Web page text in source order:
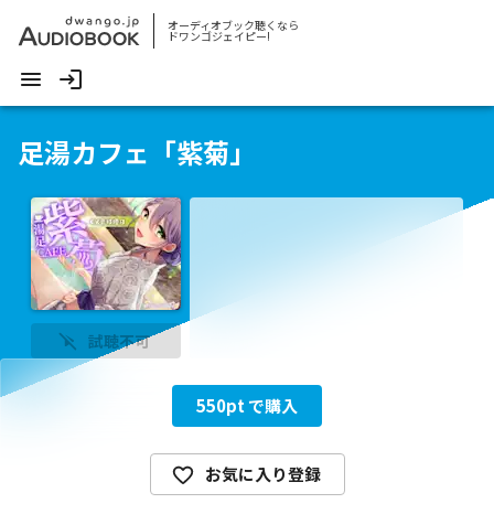
オーディオブック聴くなら
ドワンゴジェイピー!
足湯カフェ「紫菊」
試聴不可
550pt で購入
お気に入り登録